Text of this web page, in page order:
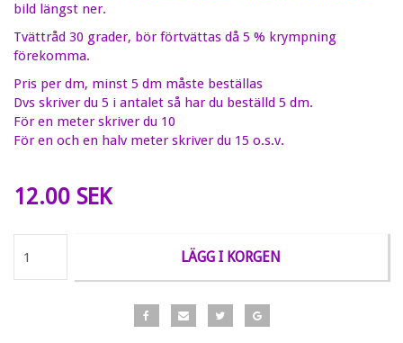
bild längst ner.
Tvättråd 30 grader, bör förtvättas då 5 % krympning
förekomma.
Pris per dm, minst 5 dm måste beställas
Dvs skriver du 5 i antalet så har du beställd 5 dm.
För en meter skriver du 10
För en och en halv meter skriver du 15 o.s.v.
12.00 SEK
LÄGG I KORGEN